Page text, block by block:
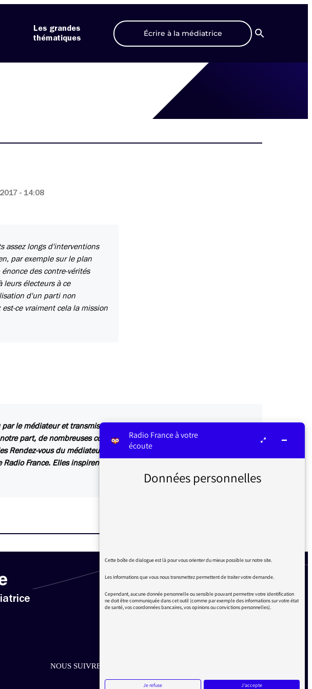
Les grandes
thématiques
Écrire à la médiatrice
Recherche
- 14:08
assez longs d'interventions
par exemple sur le plan
des contre-vérités
électeurs à ce
d'un parti non
ce vraiment cela la mission
le médiateur et transmis au service concerné par vos questions ou
part, de nombreuses contributions sont relayées sur les antennes
Rendez-vous du médiateur ou dans Les infos du médiateur, lettre
France. Elles inspirent également des articles explicatifs à
NOUS SUIVRE SUR LES RÉSEAUX
Radio France à votre
écoute
Données personnelles
Cette boîte de dialogue est là pour vous orienter du mieux possible sur notre site.
Les informations que vous nous transmettez permettent de traiter votre demande.
Cependant, aucune donnée personnelle ou sensible pouvant permettre votre identification
ne doit être communiquée dans cet outil (comme par exemple des informations sur votre état
de santé, vos coordonnées bancaires, vos opinions ou convictions personnelles).
Je refuse J'accepte